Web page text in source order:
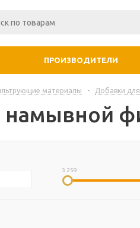
ПРОИЗВОДИТЕЛИ
материалы - Добавки
3 259